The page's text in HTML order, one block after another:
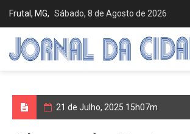
Frutal, MG, Sábado, 8 de Agosto de 2026
21 de Julho, 2025 15h07m